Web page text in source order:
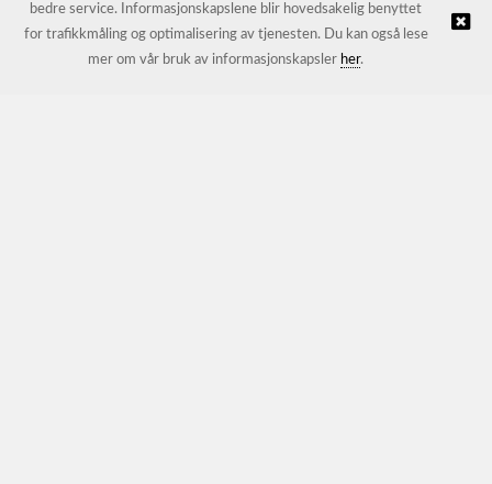
© JL Trading AS |Nettbutikk levert av Kréatif
bedre service. Informasjonskapslene blir hovedsakelig benyttet
for trafikkmåling og optimalisering av tjenesten. Du kan også lese
mer om vår bruk av informasjonskapsler her.